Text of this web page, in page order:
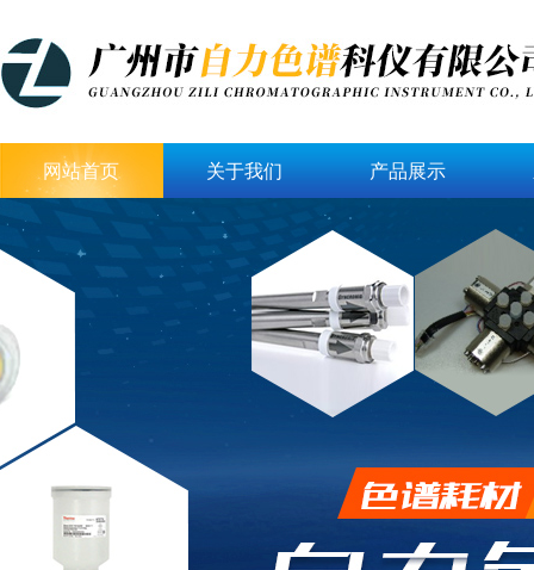
网站首页 关于我们 产品展示